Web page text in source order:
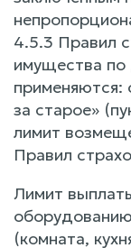
4.5.3 Правил
имущества по
применяются:
за старое»
лимит
Правил
Лимит
(комната,